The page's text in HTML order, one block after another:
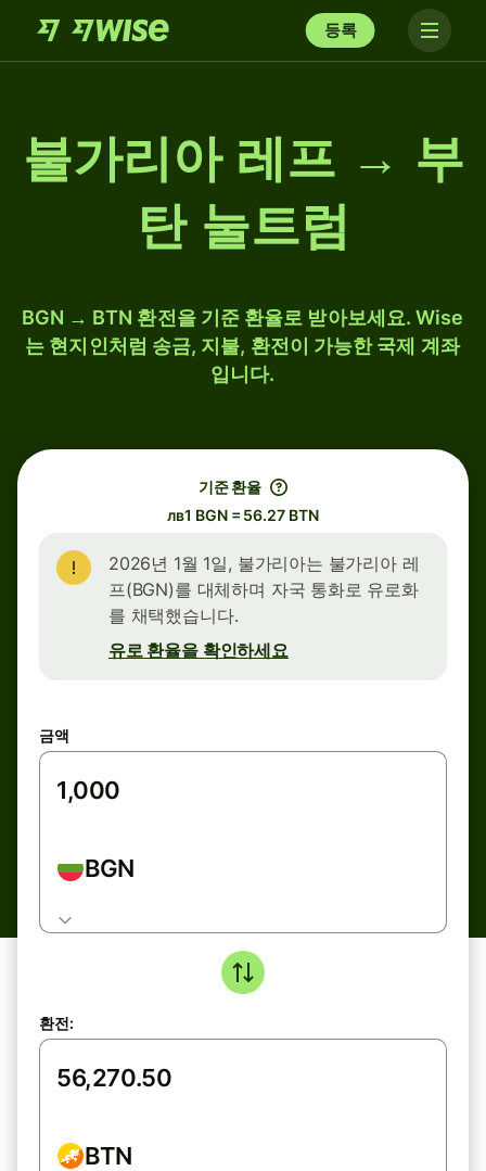
등록
불가리아 레프 → 부
탄 눌트럼
BGN → BTN 환전을 기준 환율로 받아보세요. Wise
는 현지인처럼 송금, 지불, 환전이 가능한 국제 계좌
입니다.
기준 환율
лв1 BGN = 56.27 BTN
2026년 1월 1일, 불가리아는 불가리아 레
프(BGN)를 대체하며 자국 통화로 유로화
를 채택했습니다.
유로 환율을 확인하세요
금액
BGN
환전:
BTN